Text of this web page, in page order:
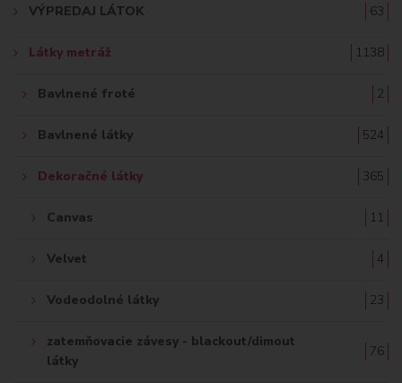
VÝPREDAJ LÁTOK 63
Látky metráž 1138
Bavlnené froté 2
Bavlnené látky 524
Dekoračné látky 365
Canvas 11
Velvet 4
Vodeodolné látky 23
zatemňovacie závesy - blackout/dimout
látky
76